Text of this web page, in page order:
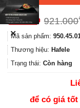
921.000
Mã sản phẩm:
Thương hiệu: Hafele
Trạng thái: Còn hàng
để có giá
✕